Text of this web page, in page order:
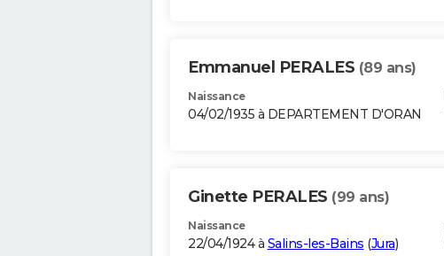
Emmanuel PERALES (89 ans)
Naissance
04/02/1935 à DEPARTEMENT D'ORAN
Ginette PERALES (99 ans)
Naissance
22/04/1924 à Salins-les-Bains (Jura)